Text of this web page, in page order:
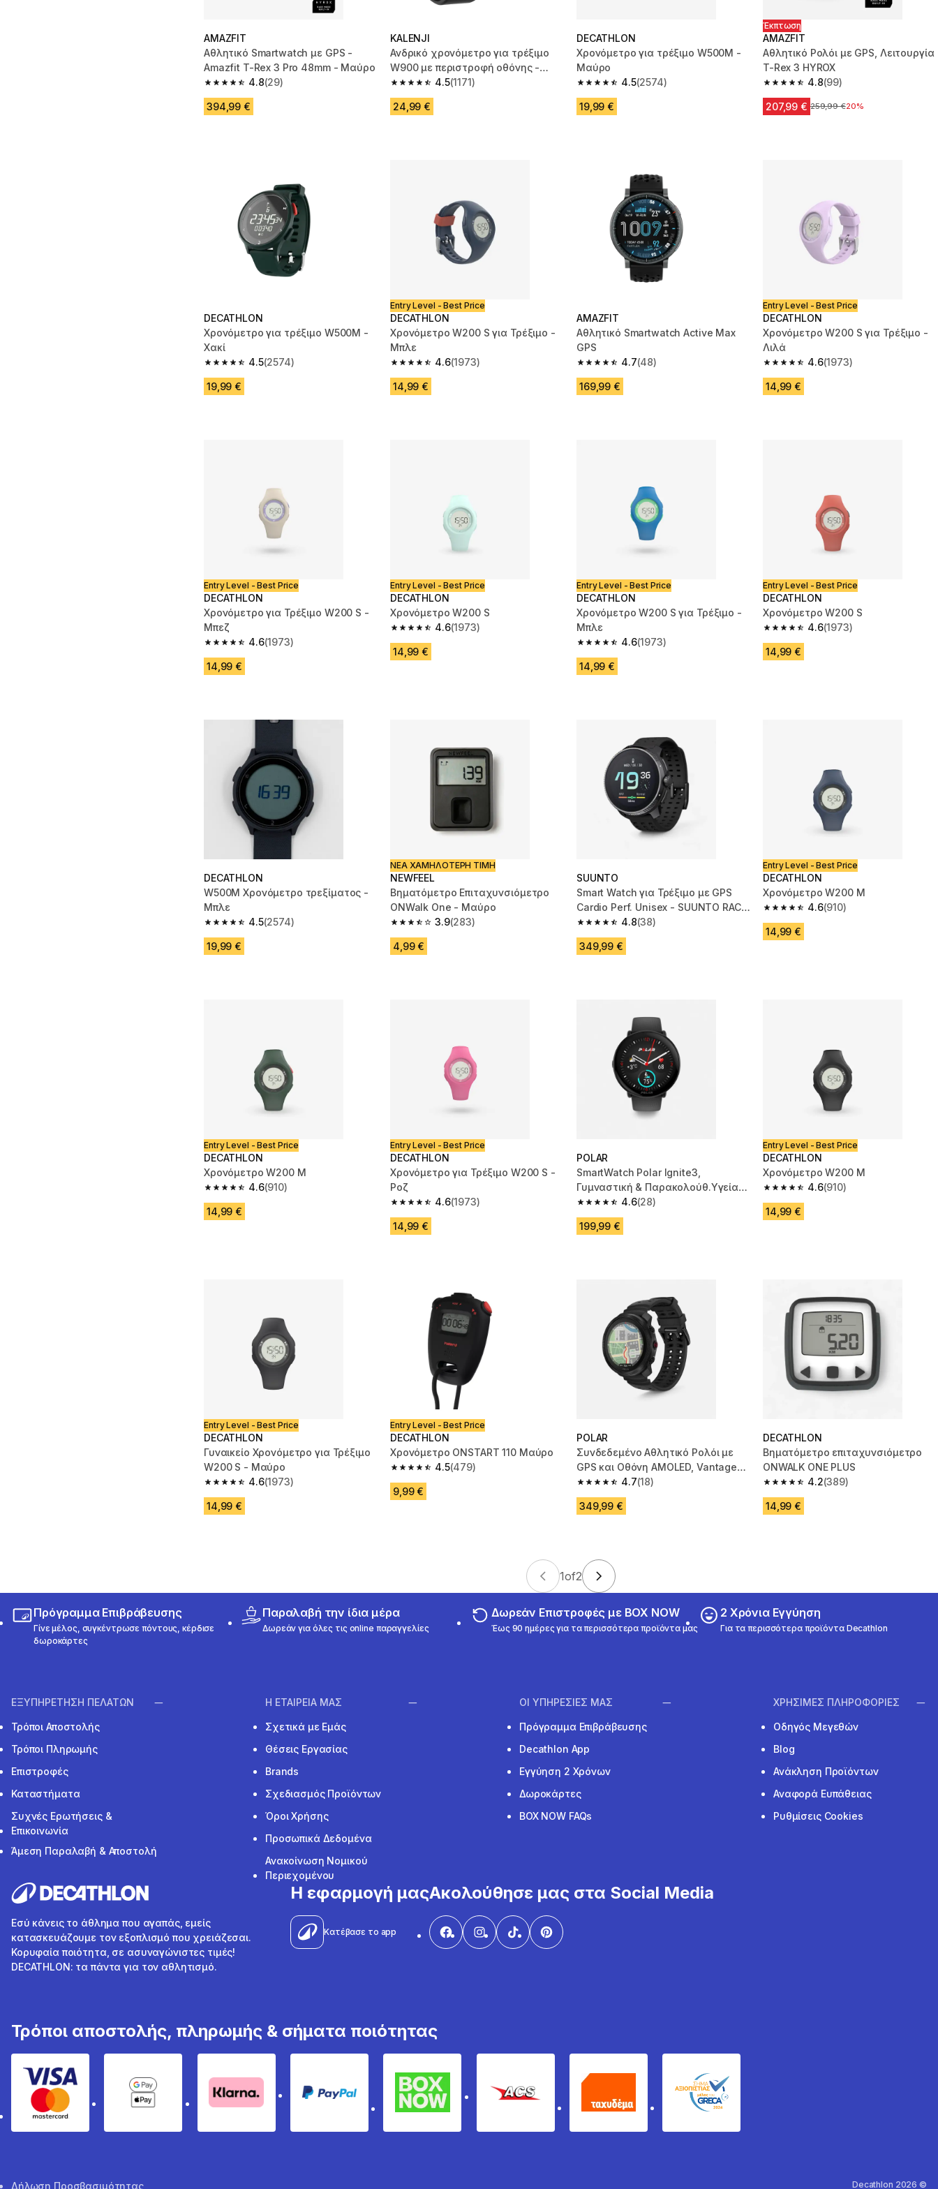
AMAZFIT
Αθλητικό Smartwatch με GPS -
Amazfit T-Rex 3 Pro 48mm - Μαύρο
4.8
4.8 out of 5 stars from 29 reviews
(29)
394,99 €
KALENJI
Ανδρικό χρονόμετρο για τρέξιμο
W900 με περιστροφή οθόνης -
Μαύρο
4.5
4.5 out of 5 stars from 1171 reviews
(1171)
24,99 €
DECATHLON
Χρονόμετρο για τρέξιμο W500M -
Μαύρο
4.5
4.5 out of 5 stars from 2574 reviews
(2574)
19,99 €
Έκπτωση
AMAZFIT
Αθλητικό Ρολόι με GPS, Λειτουργία
T-Rex 3 HYROX
4.8
4.8 out of 5 stars from 99 reviews
(99)
207,99 € Αρχική τιμή
259,99 €20%
DECATHLON
Χρονόμετρο για τρέξιμο W500M -
Χακί
4.5
4.5 out of 5 stars from 2574 reviews
(2574)
19,99 €
Entry Level - Best Price
DECATHLON
Χρονόμετρο W200 S για Τρέξιμο -
Μπλε
4.6
4.6 out of 5 stars from 1973 reviews
(1973)
14,99 €
AMAZFIT
Αθλητικό Smartwatch Active Max
GPS
4.7
4.7 out of 5 stars from 48 reviews
(48)
169,99 €
Entry Level - Best Price
DECATHLON
Χρονόμετρο W200 S για Τρέξιμο -
Λιλά
4.6
4.6 out of 5 stars from 1973 reviews
(1973)
14,99 €
Entry Level - Best Price
DECATHLON
Χρονόμετρο για Τρέξιμο W200 S -
Μπεζ
4.6
4.6 out of 5 stars from 1973 reviews
(1973)
14,99 €
Entry Level - Best Price
DECATHLON
Χρονόμετρο W200 S
4.6
4.6 out of 5 stars from 1973 reviews
(1973)
14,99 €
Entry Level - Best Price
DECATHLON
Χρονόμετρο W200 S για Τρέξιμο -
Μπλε
4.6
4.6 out of 5 stars from 1973 reviews
(1973)
14,99 €
Entry Level - Best Price
DECATHLON
Χρονόμετρο W200 S
4.6
4.6 out of 5 stars from 1973 reviews
(1973)
14,99 €
DECATHLON
W500M Χρονόμετρο τρεξίματος -
Μπλε
4.5
4.5 out of 5 stars from 2574 reviews
(2574)
19,99 €
ΝΕΑ ΧΑΜΗΛΟΤΕΡΗ ΤΙΜΗ
NEWFEEL
Βηματόμετρο Επιταχυνσιόμετρο
ONWalk One - Μαύρο
3.9
3.9 out of 5 stars from 283 reviews
(283)
4,99 €
SUUNTO
Smart Watch για Τρέξιμο με GPS
Cardio Perf. Unisex - SUUNTO RACE
- Μαύρο 4.8
4.8 out of 5 stars from 38 reviews
(38)
349,99 €
Entry Level - Best Price
DECATHLON
Χρονόμετρο W200 M
4.6
4.6 out of 5 stars from 910 reviews
(910)
14,99 €
Entry Level - Best Price
DECATHLON
Χρονόμετρο W200 M
4.6
4.6 out of 5 stars from 910 reviews
(910)
14,99 €
Entry Level - Best Price
DECATHLON
Χρονόμετρο για Τρέξιμο W200 S -
Ροζ
4.6
4.6 out of 5 stars from 1973 reviews
(1973)
14,99 €
POLAR
SmartWatch Polar Ignite3,
Γυμναστική & Παρακολούθ.Υγείας
Μαύρο/Γκρι - Αποκλειστ
4.6
4.6 out of 5 stars from 28 reviews
(28)
199,99 €
Entry Level - Best Price
DECATHLON
Χρονόμετρο W200 M
4.6
4.6 out of 5 stars from 910 reviews
(910)
14,99 €
Entry Level - Best Price
DECATHLON
Γυναικείο Χρονόμετρο για Τρέξιμο
W200 S - Μαύρο
4.6
4.6 out of 5 stars from 1973 reviews
(1973)
14,99 €
Entry Level - Best Price
DECATHLON
Χρονόμετρο ONSTART 110 Μαύρο
4.5
4.5 out of 5 stars from 479 reviews
(479)
9,99 €
POLAR
Συνδεδεμένο Αθλητικό Ρολόι με
GPS και Οθόνη AMOLED, Vantage
M3 - Μαύρο
4.7
4.7 out of 5 stars from 18 reviews
(18)
349,99 €
DECATHLON
Βηματόμετρο επιταχυνσιόμετρο
ONWALK ONE PLUS
4.2
4.2 out of 5 stars from 389 reviews
(389)
14,99 €
1of2
Πρόγραμμα Επιβράβευσης
Γίνε μέλος, συγκέντρωσε πόντους, κέρδισε
δωροκάρτες
Παραλαβή την ίδια μέρα
Δωρεάν για όλες τις online παραγγελίες
Δωρεάν Επιστροφές με BOX NOW
Έως 90 ημέρες για τα περισσότερα προϊόντα μας
2 Χρόνια Εγγύηση
Για τα περισσότερα προϊόντα Decathlon
ΕΞΥΠΗΡΕΤΗΣΗ ΠΕΛΑΤΩΝ
Τρόποι Αποστολής
Τρόποι Πληρωμής
Επιστροφές
Καταστήματα
Συχνές Ερωτήσεις &
Επικοινωνία
Άμεση Παραλαβή & Αποστολή
Η ΕΤΑΙΡΕΙΑ ΜΑΣ
Σχετικά με Εμάς
Θέσεις Εργασίας
Brands
Σχεδιασμός Προϊόντων
Όροι Χρήσης
Προσωπικά Δεδομένα
Ανακοίνωση Νομικού
Περιεχομένου
ΟΙ ΥΠΗΡΕΣΙΕΣ ΜΑΣ
Πρόγραμμα Επιβράβευσης
Decathlon App
Εγγύηση 2 Χρόνων
Δωροκάρτες
BOX NOW FAQs
ΧΡΗΣΙΜΕΣ ΠΛΗΡΟΦΟΡΙΕΣ
Οδηγός Μεγεθών
Blog
Ανάκληση Προϊόντων
Αναφορά Ευπάθειας
Ρυθμίσεις Cookies
Εσύ κάνεις το άθλημα που αγαπάς, εμείς
κατασκευάζουμε τον εξοπλισμό που χρειάζεσαι.
Κορυφαία ποιότητα, σε ασυναγώνιστες τιμές!
DECATHLON: τα πάντα για τον αθλητισμό.
Η εφαρμογή μας
Κατέβασε το app
Ακολούθησε μας στα Social Media
Τρόποι αποστολής, πληρωμής & σήματα ποιότητας
Visa & MastercardGoogle Pay & Apple Pay
Klarna PayPal Box Now ACS Ταχυδέμα GRECA Trustmark
Δήλωση Προσβασιμότητας Decathlon 2026 ©